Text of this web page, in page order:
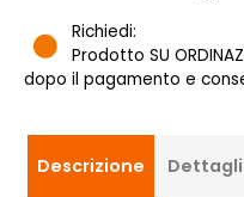
Richiedi:
Prodotto SU
dopo il pagamento e
Descrizione